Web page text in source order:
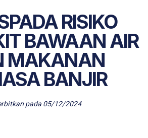
RISIKO
BAWAAN AIR
MAKANAN
BANJIR
pada05/12/2024